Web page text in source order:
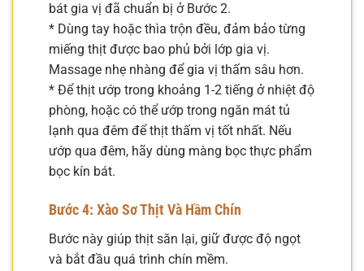
bát gia vị đã chuẩn bị ở Bước 2.
* Dùng tay hoặc thìa trộn đều, đảm bảo từng
miếng thịt được bao phủ bởi lớp gia vị.
Massage nhẹ nhàng để gia vị thấm sâu hơn.
* Để thịt ướp trong khoảng 1-2 tiếng ở nhiệt độ
phòng, hoặc có thể ướp trong ngăn mát tủ
lạnh qua đêm để thịt thấm vị tốt nhất. Nếu
ướp qua đêm, hãy dùng màng bọc thực phẩm
bọc kín bát.
Bước 4: Xào Sơ Thịt Và Hầm Chín
Bước này giúp thịt săn lại, giữ được độ ngọt
và bắt đầu quá trình chín mềm.